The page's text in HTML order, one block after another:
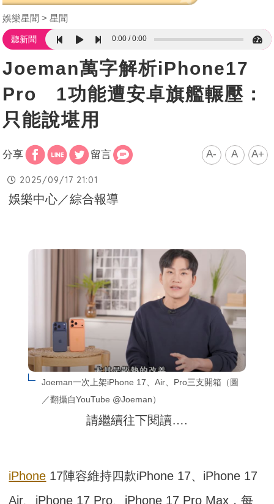
娛樂星聞 星聞
聽新聞 0:00 0:00
Joeman萬字解析iPhone17
Pro 1功能遭安卓旗艦輾壓：
只能說堪用
分享 留言 A- A A+
2025/09/17 21:01
娛樂中心／綜合報導
Joeman一次上架iPhone 17、Air、Pro三支開箱（圖
／翻攝自YouTube @Joeman）
請繼續往下閱讀….
iPhone 17陣容維持四款iPhone 17、iPhone 17
Air、iPhone 17 Pro、iPhone 17 Pro Max，每